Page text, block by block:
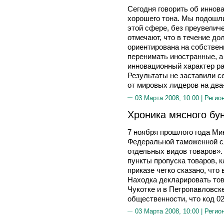
Сегодня говорить об
хорошего тона. Мы
этой сфере, без
отмечают, что в течение
ориентирована на
перенимать иностранные,
инновационный характер
Результаты не заставили
от мировых лидеров на
03 Марта 2008, 10:00 |
Хроника мясного
7 ноября прошлого года
Федеральной таможенной
отдельных видов
пункты пропуска товаров,
приказе четко сказано,
Находка декларировать
Чукотке и в
общественности, что код
03 Марта 2008, 10:00 |